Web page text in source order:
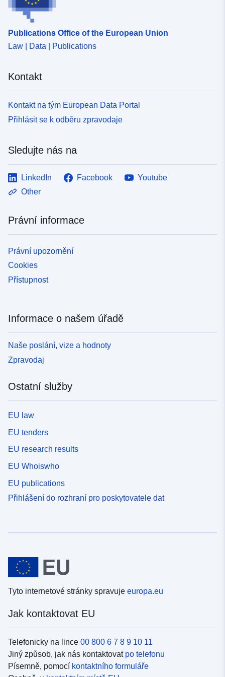
Publications Office of the European Union
Law | Data | Publications
Kontakt
Kontakt na tým European Data Portal
Přihlásit se k odběru zpravodaje
Sledujte nás na
LinkedIn Facebook
Youtube
Other
Právní informace
Právní upozornění
Cookies
Přístupnost
Informace o našem úřadě
Naše poslání, vize a hodnoty
Zpravodaj
Ostatní služby
EU law
EU tenders
EU research results
EU Whoiswho
EU publications
Přihlášení do rozhraní pro poskytovatele dat
Tyto internetové stránky spravuje europa.eu
Jak kontaktovat EU
Telefonicky na lince 00 800 6 7 8 9 10 11
Jiný způsob, jak nás kontaktovat po telefonu
Písemně, pomocí kontaktního formuláře